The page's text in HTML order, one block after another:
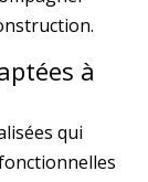
à
qui